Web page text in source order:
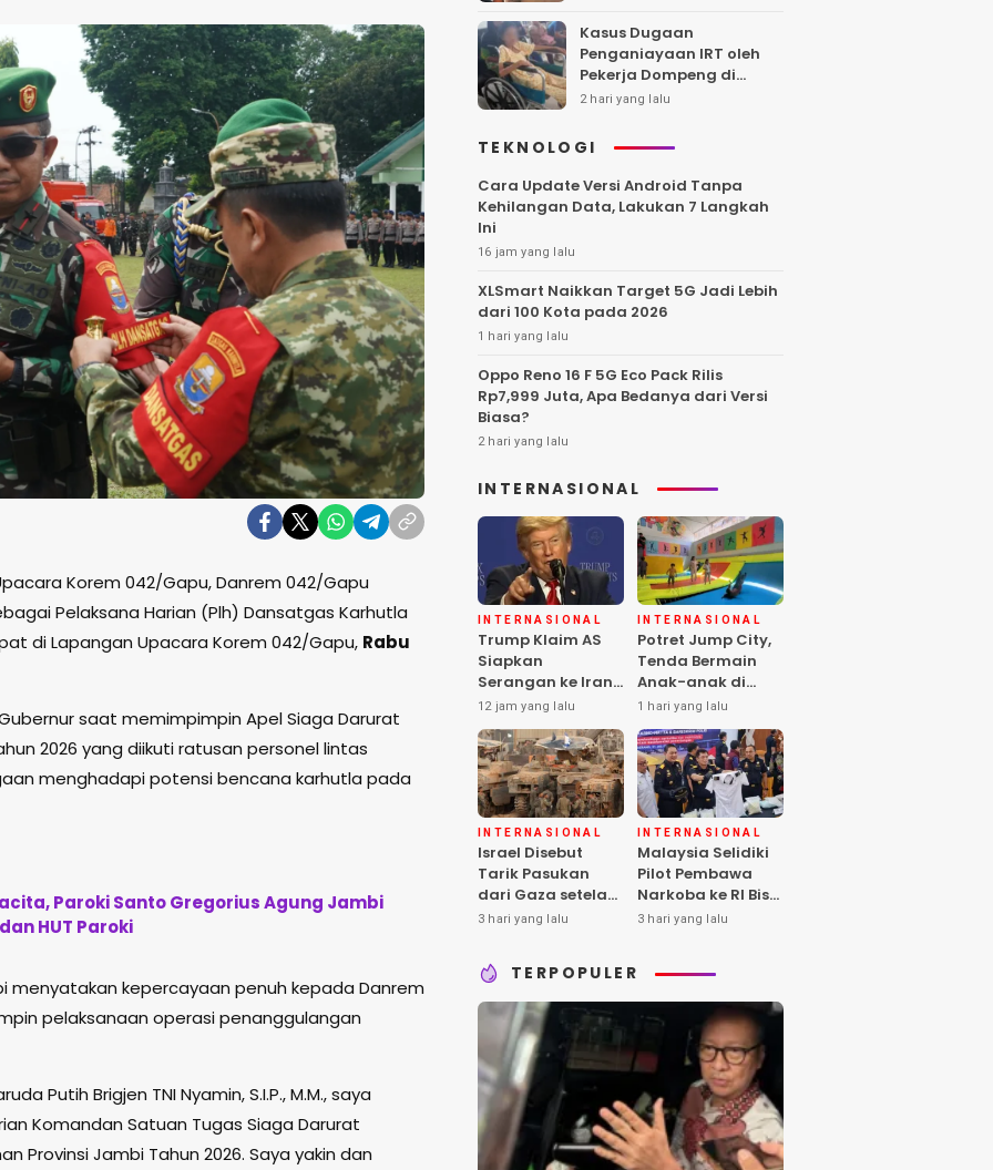
Korem 042/Gapu, Danrem 042/Gapu
Pelaksana Harian (Plh) Dansatgas Karhutla
di Lapangan Upacara Korem 042/Gapu, Rabu
saat memimpimpin Apel Siaga Darurat
2026 yang diikuti ratusan personel lintas
menghadapi potensi bencana karhutla pada
Paroki Santo Gregorius Agung Jambi
HUT Paroki
menyatakan kepercayaan penuh kepada Danrem
pelaksanaan operasi penanggulangan
Putih Brigjen TNI Nyamin, S.I.P., M.M., saya
Komandan Satuan Tugas Siaga Darurat
Provinsi Jambi Tahun 2026. Saya yakin dan
Kasus Dugaan
Penganiayaan IRT oleh
Pekerja Dompeng di
Batanghari Jalan 7 Bulan,
Kepastian Hukum
2 hari yang lalu
TEKNOLOGI
Cara Update Versi Android Tanpa
Kehilangan Data, Lakukan 7 Langkah
Ini
16 jam yang lalu
XLSmart Naikkan Target 5G Jadi Lebih
dari 100 Kota pada 2026
1 hari yang lalu
Oppo Reno 16 F 5G Eco Pack Rilis
Rp7,999 Juta, Apa Bedanya dari Versi
Biasa?
2 hari yang lalu
INTERNASIONAL
INTERNASIONAL
Trump Klaim AS
Siapkan
Serangan ke Iran
Terbesar sejak
Perang Dunia II
12 jam yang lalu
INTERNASIONAL
Potret Jump City,
Tenda Bermain
Anak-anak di
Tengah Perang
Gaza
1 hari yang lalu
INTERNASIONAL
Israel Disebut
Tarik Pasukan
dari Gaza setelah
Hamas Selesai
3 hari yang lalu
INTERNASIONAL
Malaysia Selidiki
Pilot Pembawa
Narkoba ke RI Bisa
Lolos Pemeriksaan
3 hari yang lalu
TERPOPULER